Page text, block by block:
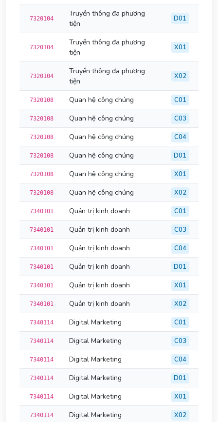
7320104
Truyền thông đa phương
tiện
D01
7320104
Truyền thông đa phương
tiện
X01
7320104
Truyền thông đa phương
tiện
X02
7320108 Quan hệ công chúng C01
7320108 Quan hệ công chúng C03
7320108 Quan hệ công chúng C04
7320108 Quan hệ công chúng D01
7320108 Quan hệ công chúng X01
7320108 Quan hệ công chúng X02
7340101 Quản trị kinh doanh C01
7340101 Quản trị kinh doanh C03
7340101 Quản trị kinh doanh C04
7340101 Quản trị kinh doanh D01
7340101 Quản trị kinh doanh X01
7340101 Quản trị kinh doanh X02
7340114 Digital Marketing C01
7340114 Digital Marketing C03
7340114 Digital Marketing C04
7340114 Digital Marketing D01
7340114 Digital Marketing X01
7340114 Digital Marketing X02